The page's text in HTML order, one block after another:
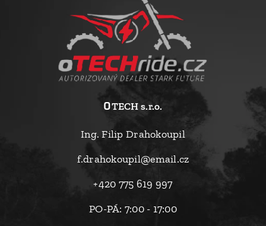
oTECH s.r.o.
Ing. Filip Drahokoupil
f.drahokoupil@email.cz
+420 775 619 997
PO-PÁ: 7:00 - 17:00